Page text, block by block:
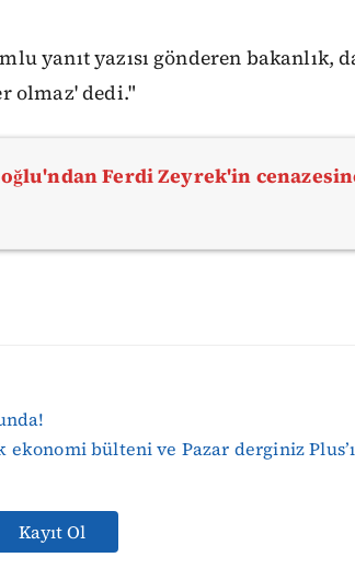
yanıt yazısı gönderen bakanlık,
olmaz' dedi."
Ferdi Zeyrek'in
ekonomi bülteni ve Pazar derginiz
Kayıt Ol